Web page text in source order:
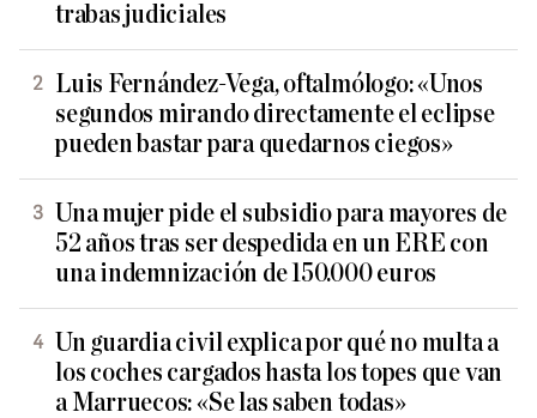
trabas judiciales
Luis Fernández-Vega, oftalmólogo: «Unos
segundos mirando directamente el eclipse
pueden bastar para quedarnos ciegos»
Una mujer pide el subsidio para mayores de
52 años tras ser despedida en un ERE con
una indemnización de 150.000 euros
Un guardia civil explica por qué no multa a
los coches cargados hasta los topes que van
a Marruecos: «Se las saben todas»